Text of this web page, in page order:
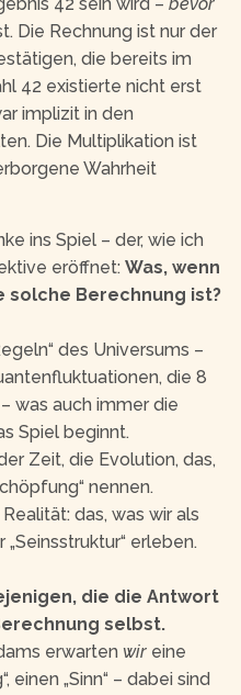
Die Rechnung ist nur der
die bereits im
42 existierte nicht erst
implizit in den
Die Multiplikation ist
Wahrheit
ins Spiel – der, wie ich
eröffnet: Was, wenn
solche Berechnung ist?
des Universums –
die 8
was auch immer die
Spiel beginnt.
Zeit, die Evolution, das,
nennen.
das, was wir als
„Seinsstruktur“ erleben.
die die Antwort
selbst.
erwarten wir eine
einen „Sinn“ – dabei sind